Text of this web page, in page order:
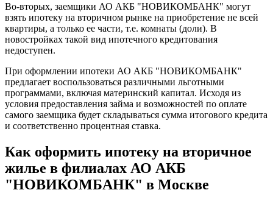
Во-вторых, заемщики АО АКБ "НОВИКОМБАНК" могут
взять ипотеку на вторичном рынке на приобретение не всей
квартиры, а только ее части, т.е. комнаты (доли). В
новостройках такой вид ипотечного кредитования
недоступен.
При оформлении ипотеки АО АКБ "НОВИКОМБАНК"
предлагает воспользоваться различными льготными
программами, включая материнский капитал. Исходя из
условия предоставления займа и возможностей по оплате
самого заемщика будет складываться сумма итогового кредита
и соответственно процентная ставка.
Как оформить ипотеку на вторичное
жилье в филиалах АО АКБ
"НОВИКОМБАНК" в Москве